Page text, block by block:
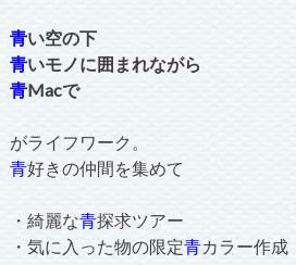
青い空の下
青いモノに囲まれながら
青Macで
がライフワーク。
青好きの仲間を集めて
・綺麗な青探求ツアー
・気に入った物の限定青カラー作成